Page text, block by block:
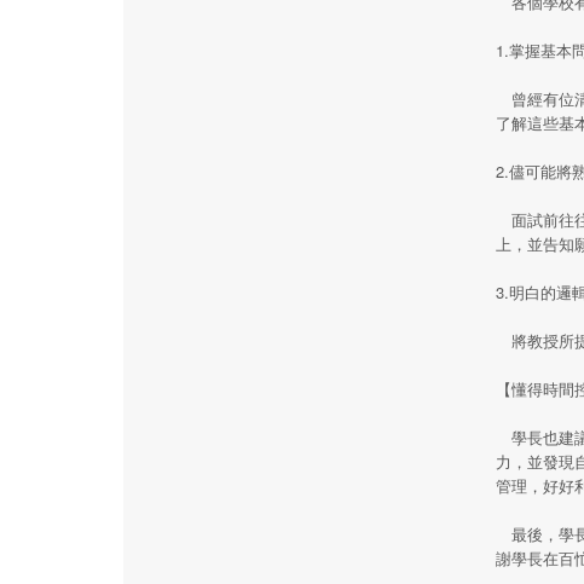
1.掌握基本
曾經有位
了解這些基
2.儘可能將
面試前往
上，並告知
3.明白的邏
將教授所
【懂得時
學長也建
力，並發現
管理，好好
最後，學
謝學長在百